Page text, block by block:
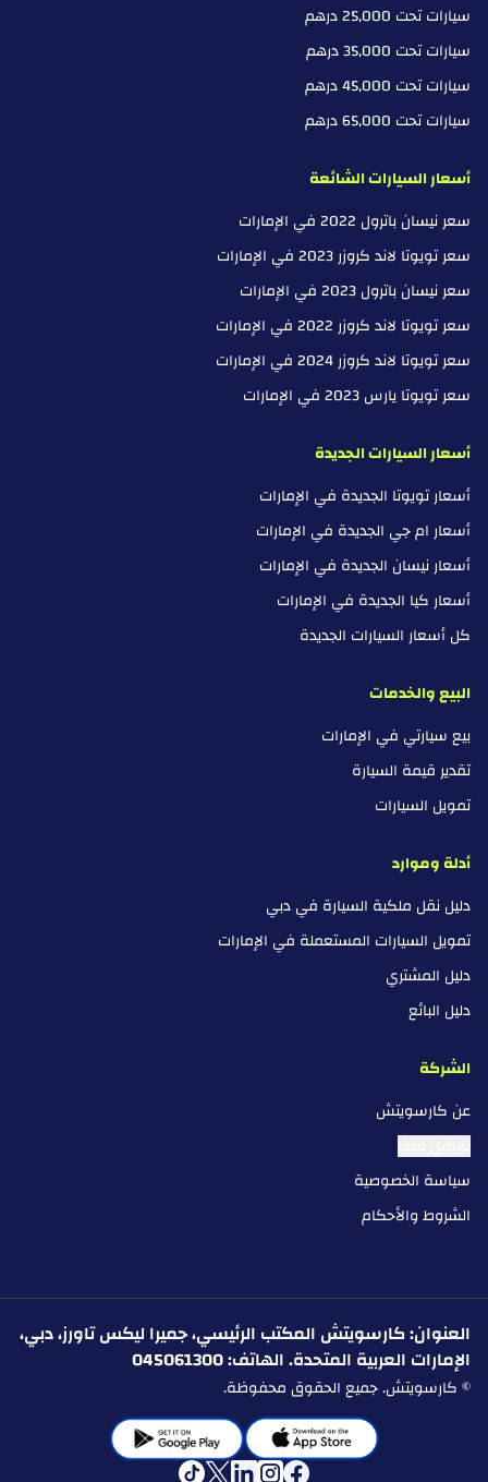
سيارات تحت 25,000 درهم
سيارات تحت 35,000 درهم
سيارات تحت 45,000 درهم
سيارات تحت 65,000 درهم
أسعار السيارات الشائعة
سعر نيسان باترول 2022 في الإمارات
سعر تويوتا لاند كروزر 2023 في الإمارات
سعر نيسان باترول 2023 في الإمارات
سعر تويوتا لاند كروزر 2022 في الإمارات
سعر تويوتا لاند كروزر 2024 في الإمارات
سعر تويوتا يارس 2023 في الإمارات
أسعار السيارات الجديدة
أسعار تويوتا الجديدة في الإمارات
أسعار ام جي الجديدة في الإمارات
أسعار نيسان الجديدة في الإمارات
أسعار كيا الجديدة في الإمارات
كل أسعار السيارات الجديدة
البيع والخدمات
بيع سيارتي في الإمارات
تقدير قيمة السيارة
تمويل السيارات
أدلة وموارد
دليل نقل ملكية السيارة في دبي
تمويل السيارات المستعملة في الإمارات
دليل المشتري
دليل البائع
الشركة
عن كارسويتش
تواصل معنا
سياسة الخصوصية
الشروط والأحكام
العنوان: كارسويتش المكتب الرئيسي، جميرا ليكس تاورز، دبي،
الإمارات العربية المتحدة. الهاتف: 045061300
© كارسويتش. جميع الحقوق محفوظة.